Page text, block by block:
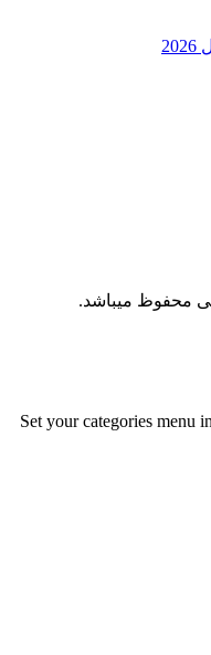
محفوظ میباشد.
Set your categories menu